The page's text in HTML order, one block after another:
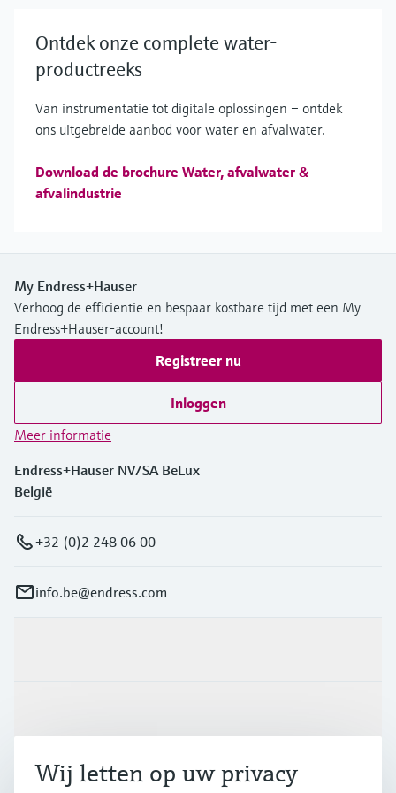
Ontdek onze complete water-
productreeks
Van instrumentatie tot digitale oplossingen – ontdek
ons uitgebreide aanbod voor water en afvalwater.
Download de brochure Water, afvalwater &
afvalindustrie
My Endress+Hauser
Verhoog de efficiëntie en bespaar kostbare tijd met een My
Endress+Hauser-account!
Registreer nu
Inloggen
Meer informatie
Endress+Hauser NV/SA BeLux
België
+32 (0)2 248 06 00
info.be@endress.com
Support
Wij letten op uw privacy